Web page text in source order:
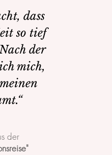
dass
so tief
der
mich,
der